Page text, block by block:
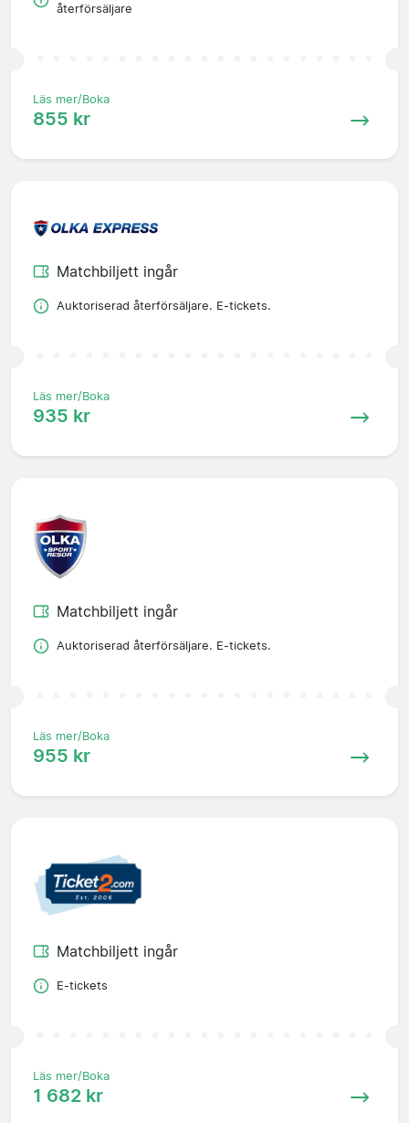
återförsäljare
Läs mer/Boka
855 kr
Matchbiljett ingår
Auktoriserad återförsäljare. E-tickets.
Läs mer/Boka
935 kr
Matchbiljett ingår
Auktoriserad återförsäljare. E-tickets.
Läs mer/Boka
955 kr
Matchbiljett ingår
E-tickets
Läs mer/Boka
1 682 kr